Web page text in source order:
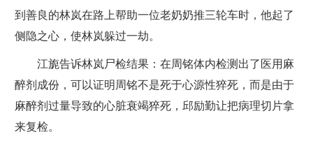
到善良的林岚在路上帮助一位老奶奶推三轮车时，他起了
侧隐之心，使林岚躲过一劫。
江旎告诉林岚尸检结果：在周铭体内检测出了医用麻
醉剂成份，可以证明周铭不是死于心源性猝死，而是由于
麻醉剂过量导致的心脏衰竭猝死，邱励勤让把病理切片拿
来复检。